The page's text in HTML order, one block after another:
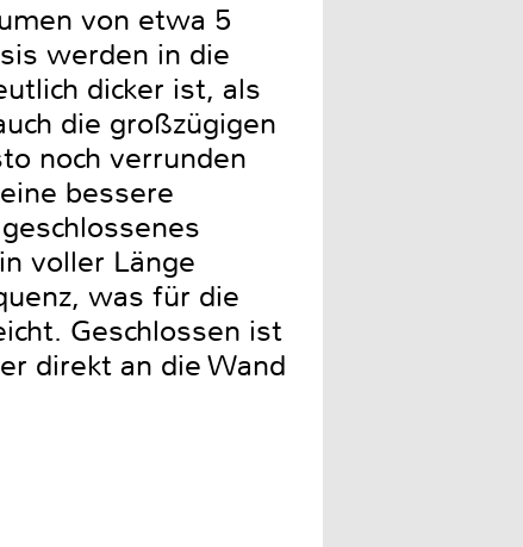
von etwa 5
werden in die
dicker ist, als
die großzügigen
noch verrunden
bessere
voller Länge
was für die
Geschlossen ist
direkt an die Wand